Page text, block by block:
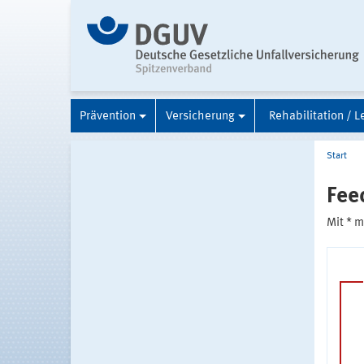
Prävention Versicherung Rehabilitation /
Start
Mit *